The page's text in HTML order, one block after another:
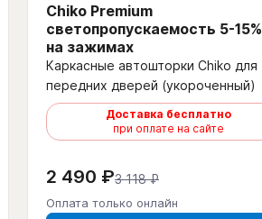
Chiko Premium
светопропускаемость 5-15%
на зажимах
Каркасные автошторки Chiko для
передних дверей (укороченный)
Доставка бесплатно
при оплате на сайте
2 490 ₽3 118 ₽
Оплата только онлайн